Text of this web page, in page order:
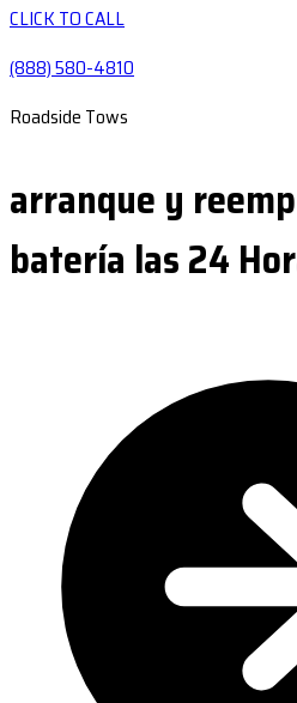
CLICK TO CALL
(888) 580-4810
Roadside Tows
arranque y
batería las 24